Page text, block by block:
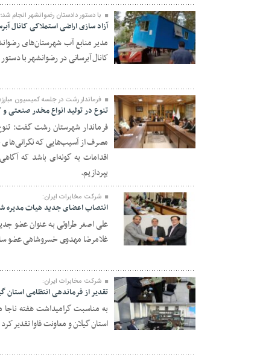
۲۸ مهر ۱۴۰۰
با دستور دادستان رضوانشهر انجام شد؛
آزاد سازی اراضی استملاکی کانال
مدیر منابع آب شهرستان‌های
کانال آبرسانی در رضوانشهر با
۲۷ مهر ۱۴۰۰
فرماندار رشت در جلسه کمیسیون
تنوع در تولید انواع مخدر
فرماندار شهرستان رشت گفت:
مصرف از آسیب‌هایی که نگرانی‌های
اقدامات به گونه‌ای باشد که
بپردازیم.
۲۱ مهر ۱۴۰۰
شرکت مخابرات ایران:
انتصاب اعضای جدید هیات مدیره
علی اصغر طراوتی به عنوان عضو
غلامرضا مهدوی خسروشاهی عضو
۲۱ مهر ۱۴۰۰
شرکت مخابرات ایران:
تقدیر از فرماندهی انتظامی استان
به مناسبت گرامیداشت هفته ناجا
استان گیلان و معاونت فاوا تقدیر کرد